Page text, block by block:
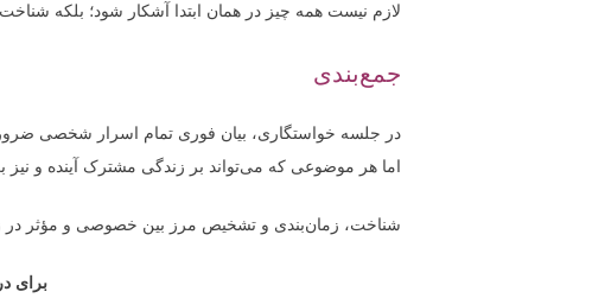
لازم نیست همه چیز در همان ابتدا آشکار شود؛ بلکه
جمع‌بندی
در جلسه خواستگاری، بیان فوری تمام اسرار شخصی
اما هر موضوعی که می‌تواند بر زندگی مشترک آینده و
شناخت، زمان‌بندی و تشخیص مرز بین خصوصی و مؤثر
برای